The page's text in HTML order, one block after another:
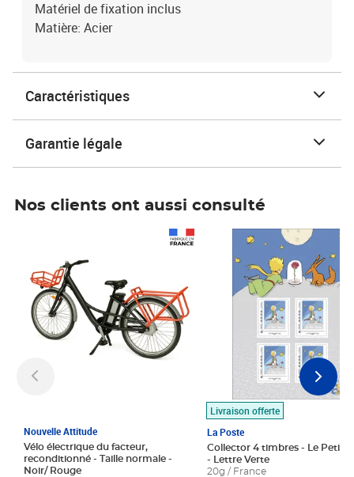
Matériel de fixation inclus
Matière: Acier
Caractéristiques
Garantie légale
Nos clients ont aussi consulté
Nouvelle Attitude
Vélo électrique du facteur,
reconditionné - Taille normale -
Noir/ Rouge
Livraison offerte
La Poste
Collector 4 timbres - Le Petit
- Lettre Verte
20g / France
Prix 7,50€